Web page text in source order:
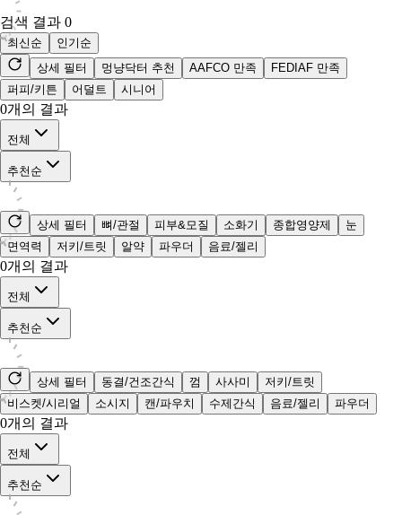
검색 결과 0
최신순
인기순
상세 필터
멍냥닥터 추천 AAFCO 만족
FEDIAF 만족
퍼피/키튼
어덜트 시니어
0개의 결과
전체
추천순
상세 필터 뼈/관절 피부&모질 소화기 종합영양제
눈
면역력
저키/트릿 알약 파우더 음료/젤리
0개의 결과
전체
추천순
상세 필터 동결/건조간식 껌 사사미
저키/트릿
비스켓/시리얼
소시지 캔/파우치 수제간식 음료/젤리 파우더
0개의 결과
전체
추천순